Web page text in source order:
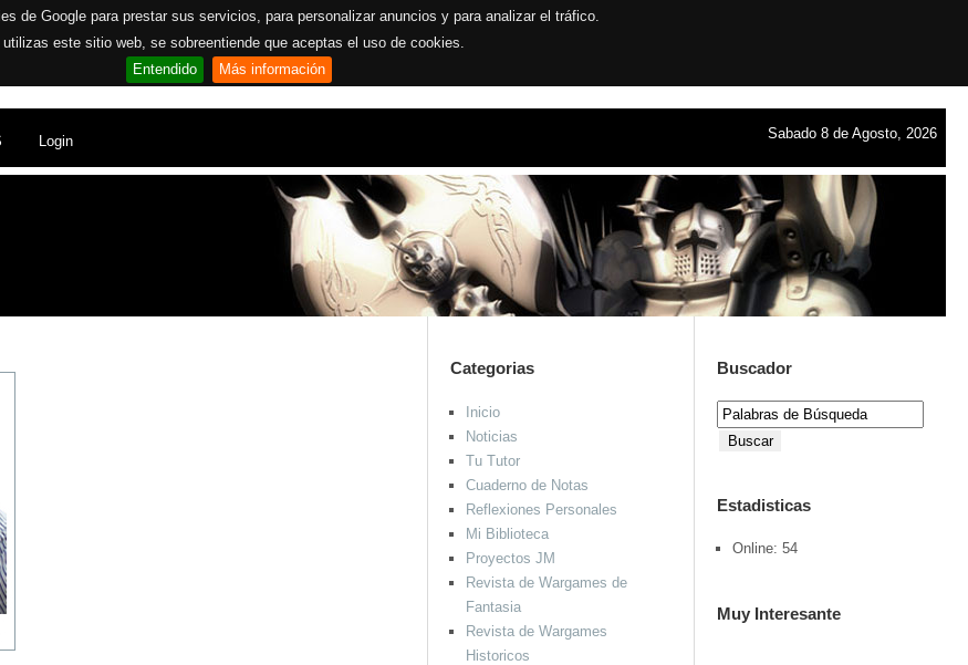
de Google para prestar sus servicios, para personalizar anuncios y para analizar el tráfico.
este sitio web, se sobreentiende que aceptas el uso de cookies.
Entendido
Más información
Login Sabado 8 de Agosto, 2026
Buscador
Estadisticas
Online: 54
Muy Interesante
Categorias
Inicio
Noticias
Tu Tutor
Cuaderno de Notas
Reflexiones Personales
Mi Biblioteca
Proyectos JM
Revista de Wargames de
Fantasia
Revista de Wargames
Historicos